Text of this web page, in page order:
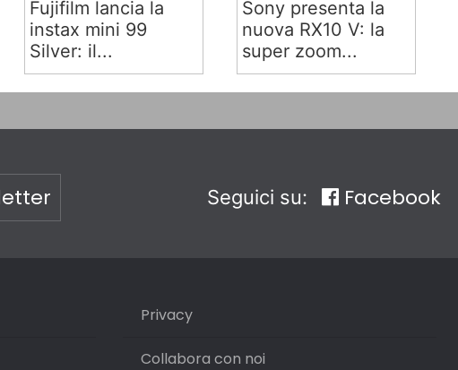
Fujifilm lancia la
instax mini 99
Silver: il...
Sony presenta la
nuova RX10 V: la
super zoom...
Seguici su: Facebook
Privacy
Collabora con noi